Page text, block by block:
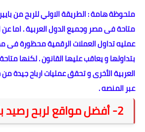
ملحوظة هامة : الطريقة الاولي للربح من
متاحة فى مصر وجميع الدول العربية . اما عن
عمليه تداول العملات الرقمية محظورة فى
بتداولها و يعاقب عليها القانون . لكنها
العربية الأخرى و تحقق عمليات ارباح جيدة
عبر المنصه .
2- أفضل مواقع لربح رصيد بايير .